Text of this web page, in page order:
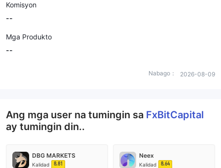
Komisyon
--
Mga Produkto
--
Nabago： 2026-08-09
Ang mga user na tumingin sa FxBitCapital
ay tumingin din..
DBG MARKETS
Kalidad 8.81
Neex
Kalidad 8.64